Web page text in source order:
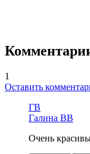
1
Оставить
ГВ
Галина ВВ
Очень